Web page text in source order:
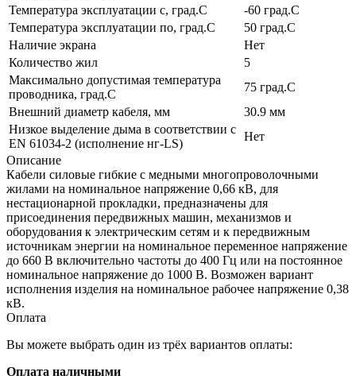
Температура эксплуатации с, град.C
-60 град.C
Температура эксплуатации по, град.C
50 град.C
Наличие экрана
Нет
Количество жил
5
Максимально допустимая температура
проводника, град.C
75 град.C
Внешний диаметр кабеля, мм
30.9 мм
Низкое выделение дыма в соответствии с
EN 61034-2 (исполнение нг-LS)
Нет
Описание
Кабели силовые гибкие с медными многопроволочными
жилами на номинальное напряжение 0,66 кВ, для
нестационарной прокладки, предназначены для
присоединения передвижных машин, механизмов и
оборудования к электрическим сетям и к передвижным
источникам энергии на номинальное переменное напряжение
до 660 В включительно частоты до 400 Гц или на постоянное
номинальное напряжение до 1000 В. Возможен вариант
исполнения изделия на номинальное рабочее напряжение 0,38
кВ.
Оплата
Вы можете выбрать один из трёх вариантов оплаты:
Оплата наличными